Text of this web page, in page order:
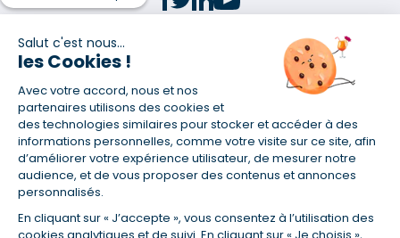
Salut c'est nous...
les Cookies !
Avec votre accord, nous et nos
partenaires utilisons des cookies et
des technologies similaires pour stocker et accéder à des
informations personnelles, comme votre visite sur ce site, afin
d’améliorer votre expérience utilisateur, de mesurer notre
audience, et de vous proposer des contenus et annonces
personnalisés.
En cliquant sur « J’accepte », vous consentez à l’utilisation des
cookies analytiques et de suivi. En cliquant sur « Je choisis »,
(1) Taux fixe national hors assurance et selon votre profil
(2) Économie de 65 % pour l'assurance d'un prêt amortissable de 330
457,23 € à 0,90 % sur 19,5 ans, accordé à un salarié non cadre assuré à
100 % (décès, PTIA, IPP, ITT, IPP) âgé de 36 ans fumeur et une personne
salariée non cadre assurée à 100 % (décès, PTIA, IPP, ITT, IPP) âgée de 35
ans et non-fumeur, tous deux sans risque médical connu. Au
14/07/2019, coût de l'assurance proposée par la banque 179,08 €/mois
en moyenne contre 64,60 €/mois en moyenne au 14/07/2022 avec
Empruntis.com (TAEA : 0,44 %, coût total de l'assurance : 15 117,65 €).
(3) Taux minimum pour un crédit consommation d'un montant fixé entre
5 000 et 20 000 euros, selon profil et durée.